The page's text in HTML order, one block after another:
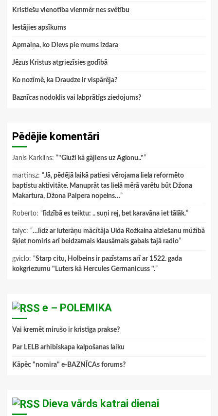
Kristiešu vienotība vienmēr nes svētību
Iestājies apsīkums
Apmaiņa, ko Dievs pie mums izdara
Jēzus Kristus atgriezīsies godībā
Ko nozīmē, ka Draudze ir vispārēja?
Baznīcas nodoklis vai labprātīgs ziedojums?
Pēdējie komentāri
Janis Karklins: “"Gluži kā gājiens uz Aglonu.."”
martinsz: “Jā, pēdējā laikā patiesi vērojama liela reformēto
baptistu aktivitāte. Manuprāt tas lielā mērā varētu būt Džona
Makartura, Džona Paipera nopelns…”
Roberto: “ līdzībā es teiktu: .. suņi rej, bet karavāna iet tālāk.”
talyc: “…līdz ar luterāņu mācītāja Ulda Rožkalna aiziešanu mūžībā
šķiet nomiris arī beidzamais klausāmais gabals tajā radio”
gviclo: “Starp citu, Holbeins ir pazīstams arī ar 1522. gada
kokgriezumu "Luters kā Hercules Germanicuss ".”
e – POLEMIKA
Vai kremēt mirušo ir kristīga prakse?
Par LELB arhibīskapa kalpošanas laiku
Kāpēc "nomira" e-BAZNĪCAs forums?
Dieva vārds katrai dienai